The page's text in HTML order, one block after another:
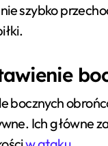
szybko
bocznych
Ich główne